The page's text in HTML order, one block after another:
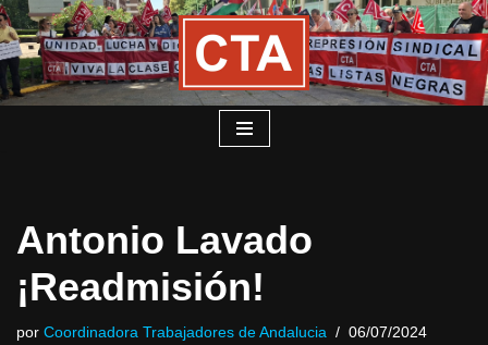
Saltar
al
contenido
Antonio Lavado
¡Readmisión!
por Coordinadora Trabajadores de Andalucia 06/07/2024